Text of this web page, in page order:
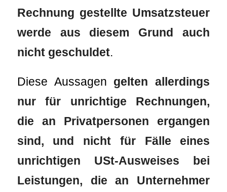
Rechnung gestellte Umsatzsteuer
werde aus diesem Grund auch
nicht geschuldet.
Diese Aussagen gelten allerdings
nur für unrichtige Rechnungen,
die an Privatpersonen ergangen
sind, und nicht für Fälle eines
unrichtigen USt-Ausweises bei
Leistungen, die an Unternehmer